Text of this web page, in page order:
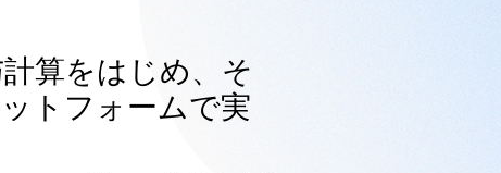
算をはじめ、そ
トフォームで実